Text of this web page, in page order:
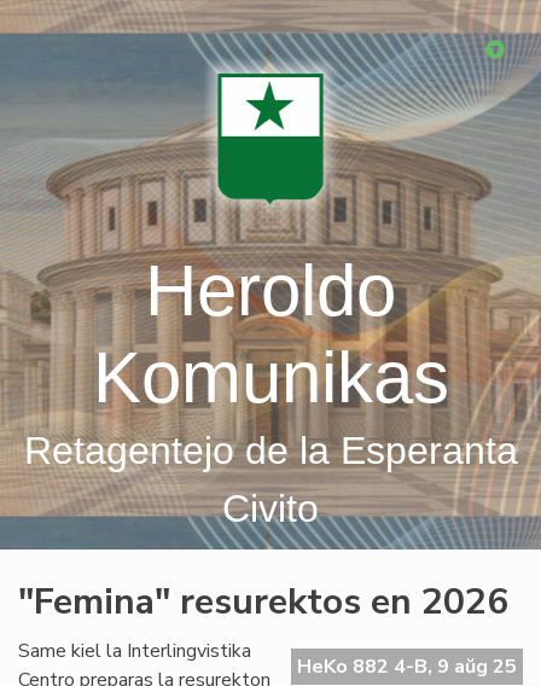
Skip
Heroldo
Komunikas
Retagentejo de la Esperanta
Civito
"Femina" resurektos en 2026
HeKo 882 4-B, 9 aŭg 25
Same kiel la Interlingvistika
Centro preparas la resurekton